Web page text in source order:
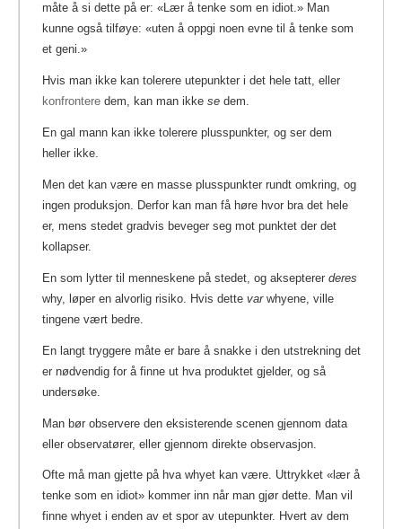
måte å si dette på er: «Lær å tenke som en idiot.» Man
kunne også tilføye: «uten å oppgi noen evne til å tenke som
et geni.»
Hvis man ikke kan tolerere utepunkter i det hele tatt, eller
konfrontere dem, kan man ikke se dem.
En gal mann kan ikke tolerere plusspunkter, og ser dem
heller ikke.
Men det kan være en masse plusspunkter rundt omkring, og
ingen produksjon. Derfor kan man få høre hvor bra det hele
er, mens stedet gradvis beveger seg mot punktet der det
kollapser.
En som lytter til menneskene på stedet, og aksepterer deres
why, løper en alvorlig risiko.
Hvis dette varwhyene, ville
tingene vært bedre.
En langt tryggere måte er bare å snakke i den utstrekning det
er nødvendig for å finne ut hva produktet gjelder, og så
undersøke.
Man bør observere den eksisterende scenen gjennom data
eller observatører, eller gjennom direkte observasjon.
Ofte må man gjette på hva whyet kan være. Uttrykket «lær å
tenke som en idiot» kommer inn når man gjør dette. Man vil
finne whyet i enden av et spor av utepunkter. Hvert av dem